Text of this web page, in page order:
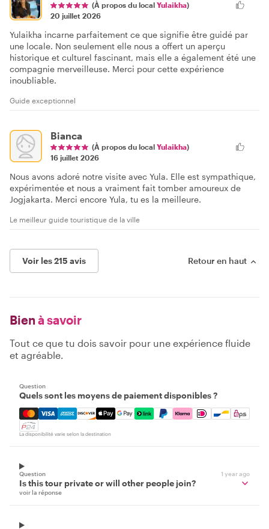
(À propos du local Yulaikha)
20 juillet 2026
Yulaikha incarne parfaitement ce que signifie être guidé par
une locale. Non seulement elle nous a offert un aperçu
historique et culturel fascinant, mais elle a également été une
compagnie merveilleuse. Merci pour cette expérience
inoubliable.
Guide exceptionnel
Bianca
(À propos du local Yulaikha)
16 juillet 2026
Nous avons adoré notre visite avec Yula. Elle est sympathique,
expérimentée et nous a vraiment fait tomber amoureux de
Jogjakarta. Merci encore Yula, tu es la meilleure.
Le meilleur guide touristique de la ville
Voir les 215 avis Retour en haut
Bien à savoir
Tout ce que tu dois savoir pour une expérience fluide
et agréable.
Question
Quels sont les moyens de paiement disponibles ?
Mastercard, Visa, Amex, Discover, Apple Pay, Google
La disponibilité varie selon la destination
Question 1 year ago
Is this tour private or will other people join?
voir la réponse